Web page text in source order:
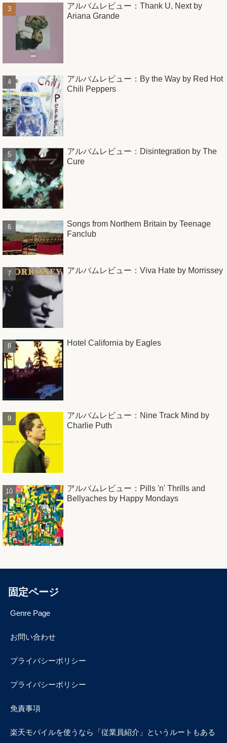
アルバムレビュー：Thank U, Next by
Ariana Grande
アルバムレビュー：By the Way by Red Hot
Chili Peppers
アルバムレビュー：Disintegration by The
Cure
Songs from Northern Britain by Teenage
Fanclub
アルバムレビュー：Viva Hate by Morrissey
Hotel California by Eagles
アルバムレビュー：Nine Track Mind by
Charlie Puth
アルバムレビュー：Pills 'n' Thrills and
Bellyaches by Happy Mondays
固定ページ
Genre Page
お問い合わせ
プライバシーポリシー
プライバシーポリシー
免責事項
楽天モバイルを使うなら「従業員紹介」というルートもある